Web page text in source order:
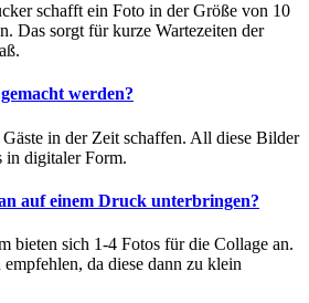
schafft ein Foto in der Größe von 10
Das sorgt für kurze Wartezeiten der
werden?
in der Zeit schaffen. All diese Bilder
in digitaler Form.
auf einem Druck unterbringen?
bieten sich 1-4 Fotos für die Collage an.
da diese dann zu klein